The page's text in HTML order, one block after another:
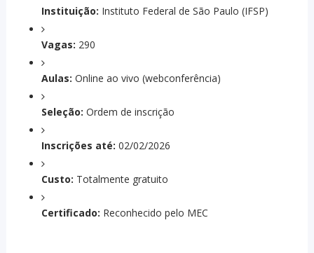
Instituição: Instituto Federal de São Paulo (IFSP)
Vagas: 290
Aulas: Online ao vivo (webconferência)
Seleção: Ordem de inscrição
Inscrições até: 02/02/2026
Custo: Totalmente gratuito
Certificado: Reconhecido pelo MEC